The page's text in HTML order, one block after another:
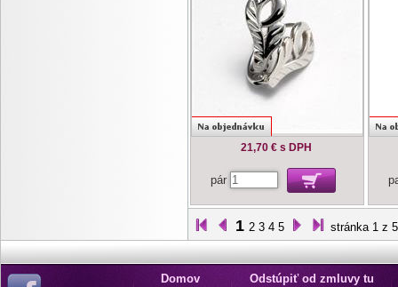
21,70 € s DPH
pár
1 2 3 4 5 stránka 1 z 5
Domov Odstúpiť od zmluvy tu